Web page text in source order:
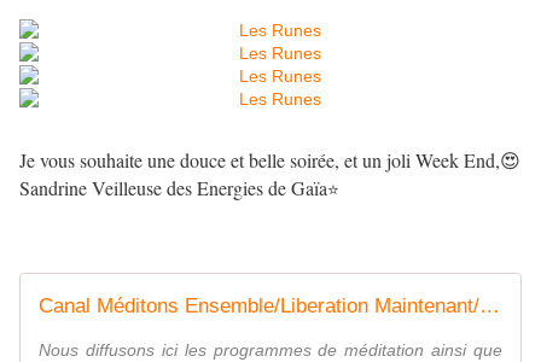
Je vous souhaite une douce et belle soirée, et un joli Week End,😍
Sandrine Veilleuse des Energies de Gaïa⭐
Canal Méditons Ensemble/Liberation Maintenant/Guérison Planétaire
Nous diffusons ici les programmes de méditation ainsi que